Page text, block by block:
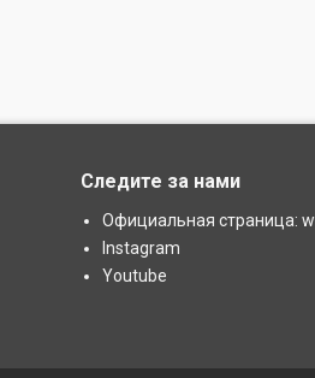
Следите за нами
Официальная страница:
Instagram
Youtube